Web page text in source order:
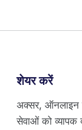
अक्सर, ऑनलाइन
सेवाओं को व्यापक
शेयर करें